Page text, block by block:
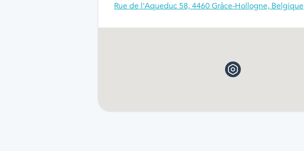
Rue de l'Aqueduc 58, 4460 Grâce-Hollogne, Belgique